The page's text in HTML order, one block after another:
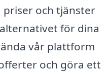
priser och tjänster
för dina
vår plattform
och göra ett